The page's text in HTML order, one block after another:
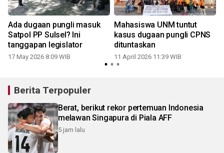
Ada dugaan pungli masuk
Satpol PP Sulsel? Ini
tanggapan legislator
17 May 2026 8:09 WIB
Mahasiswa UNM tuntut
kasus dugaan pungli CPNS
dituntaskan
11 April 2026 11:39 WIB
Berita Terpopuler
Berat, berikut rekor pertemuan Indonesia
melawan Singapura di Piala AFF
5 jam lalu